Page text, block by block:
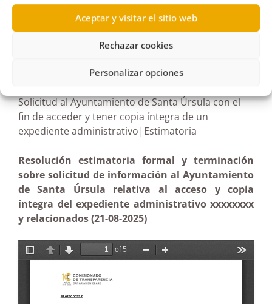
Aceptar y visitar el sitio web
Rechazar cookies
Personalizar opciones
Solicitud al Ayuntamiento de Santa Úrsula con el
fin de acceder y tener copia íntegra de un
expediente administrativo|Estimatoria
Resolución estimatoria formal y terminación
sobre solicitud de información al Ayuntamiento
de Santa Úrsula relativa al acceso y copia
íntegra del expediente administrativo xxxxxxxx
y relacionados (21-08-2025)